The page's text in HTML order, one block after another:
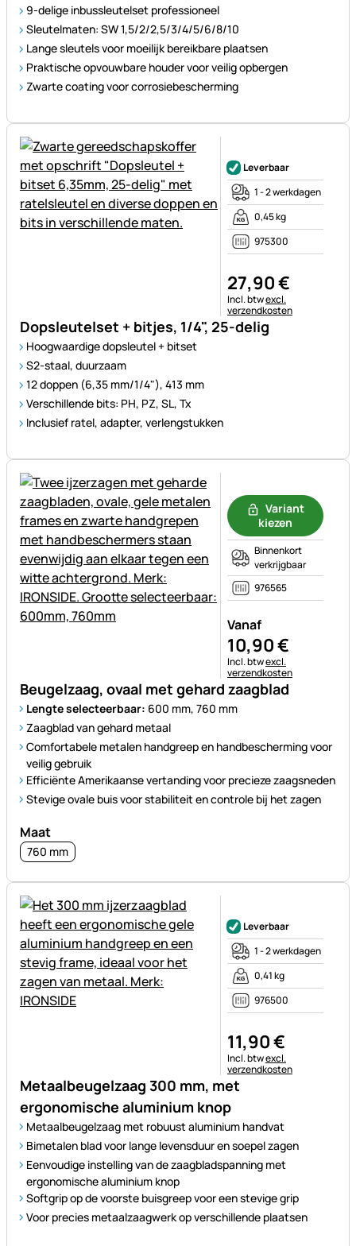
9-delige inbussleutelset professioneel
Sleutelmaten: SW 1,5/2/2,5/3/4/5/6/8/10
Lange sleutels voor moeilijk bereikbare plaatsen
Praktische opvouwbare houder voor veilig opbergen
Zwarte coating voor corrosiebescherming
Dopsleutelset + bitjes, 1/4", 25-delig
Hoogwaardige dopsleutel + bitset
S2-staal, duurzaam
12 doppen (6,35 mm/1/4"), 413 mm
Verschillende bits: PH, PZ, SL, Tx
Inclusief ratel, adapter, verlengstukken
Leverbaar
1 - 2 werkdagen
0,45 kg
975300
27,90€
Belastinginformatie:
Incl. btwexcl.
verzendkosten
Beugelzaag, ovaal met gehard zaagblad
Lengte selecteerbaar: 600 mm, 760 mm
Zaagblad van gehard metaal
Comfortabele metalen handgreep en handbescherming voor
veilig gebruik
Efficiënte Amerikaanse vertanding voor precieze zaagsneden
Stevige ovale buis voor stabiliteit en controle bij het zagen
Maat
760 mm
Variant
kiezen
Binnenkort
verkrijgbaar
976565
Vanaf
10,90€
Belastinginformatie:
Incl. btwexcl.
verzendkosten
Metaalbeugelzaag 300 mm, met
ergonomische aluminium knop
Metaalbeugelzaag met robuust aluminium handvat
Bimetalen blad voor lange levensduur en soepel zagen
Eenvoudige instelling van de zaagbladspanning met
ergonomische aluminium knop
Softgrip op de voorste buisgreep voor een stevige grip
Voor precies metaalzaagwerk op verschillende plaatsen
Leverbaar
1 - 2 werkdagen
0,41 kg
976500
11,90€
Belastinginformatie:
Incl. btwexcl.
verzendkosten